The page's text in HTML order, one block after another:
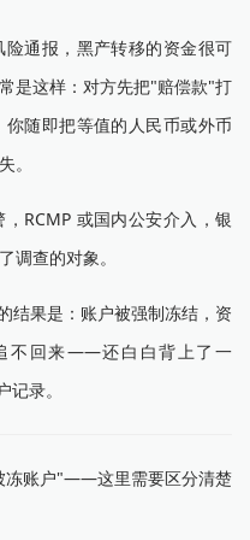
通报，黑产转移的资金很可
是这样：对方先把"赔偿款"打
随即把等值的人民币或外币
。
RCMP 或国内公安介入，银
调查的对象。
结果是：账户被强制冻结，资
不回来——还白白背上了一
录。
冻账户"——这里需要区分清楚